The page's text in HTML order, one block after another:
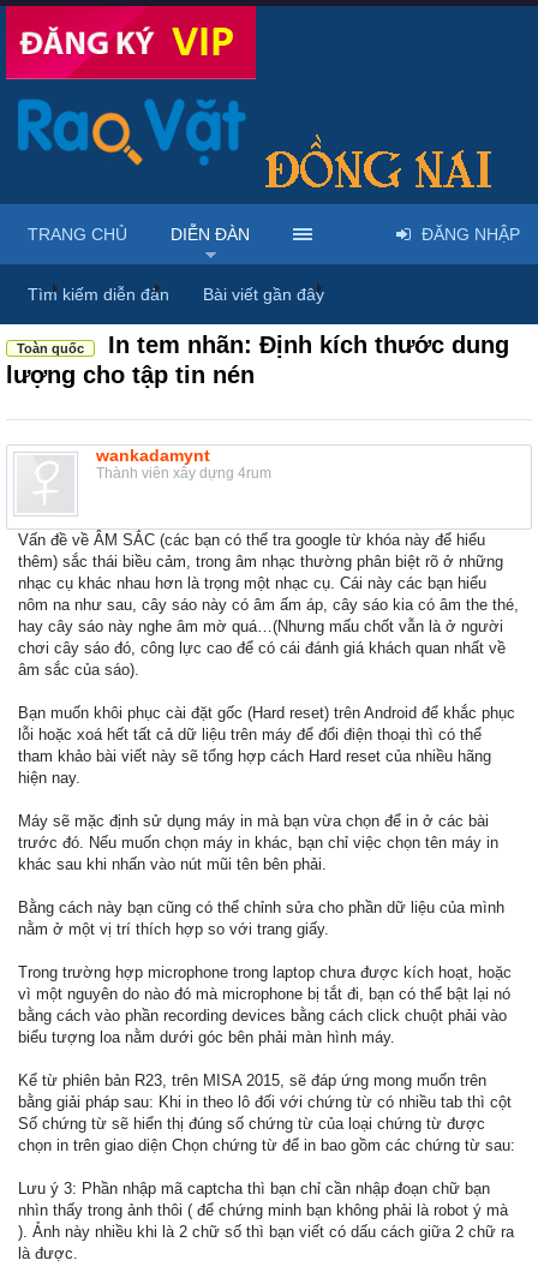
... Diễn đàn Thảo luận chung
Toàn quốc
In tem nhãn: Định kích thước dung
lượng cho tập tin nén
wankadamynt
Thành viên xây dựng 4rum
Vấn đề về ÂM SẮC (các bạn có thể tra google từ khóa này để hiểu
thêm) sắc thái biều cảm, trong âm nhạc thường phân biệt rõ ở những
nhạc cụ khác nhau hơn là trọng một nhạc cụ. Cái này các bạn hiểu
nôm na như sau, cây sáo này có âm ấm áp, cây sáo kia có âm the thé,
hay cây sáo này nghe âm mờ quá…(Nhưng mấu chốt vẫn là ở người
chơi cây sáo đó, công lực cao để có cái đánh giá khách quan nhất về
âm sắc của sáo).
Bạn muốn khôi phục cài đặt gốc (Hard reset) trên Android để khắc phục
lỗi hoặc xoá hết tất cả dữ liệu trên máy để đổi điện thoại thì có thể
tham khảo bài viết này sẽ tổng hợp cách Hard reset của nhiều hãng
hiện nay.
Máy sẽ mặc định sử dụng máy in mà bạn vừa chọn để in ở các bài
trước đó. Nếu muốn chọn máy in khác, bạn chỉ việc chọn tên máy in
khác sau khi nhấn vào nút mũi tên bên phải.
Bằng cách này bạn cũng có thể chỉnh sửa cho phần dữ liệu của mình
nằm ở một vị trí thích hợp so với trang giấy.
Trong trường hợp microphone trong laptop chưa được kích hoạt, hoặc
vì một nguyên do nào đó mà microphone bị tắt đi, bạn có thể bật lại nó
bằng cách vào phần recording devices bằng cách click chuột phải vào
biểu tượng loa nằm dưới góc bên phải màn hình máy.
Kể từ phiên bản R23, trên MISA 2015, sẽ đáp ứng mong muốn trên
bằng giải pháp sau: Khi in theo lô đối với chứng từ có nhiều tab thì cột
Số chứng từ sẽ hiển thị đúng số chứng từ của loại chứng từ được
chọn in trên giao diện Chọn chứng từ để in bao gồm các chứng từ sau:
Lưu ý 3: Phần nhập mã captcha thì bạn chỉ cần nhập đoạn chữ bạn
nhìn thấy trong ảnh thôi ( để chứng minh bạn không phải là robot ý mà
). Ảnh này nhiều khi là 2 chữ số thì bạn viết có dấu cách giữa 2 chữ ra
là được.
TRANG CHỦ DIỄN ĐÀN
Tìm kiếm diễn đàn Bài viết gần đây
ĐĂNG NHẬP